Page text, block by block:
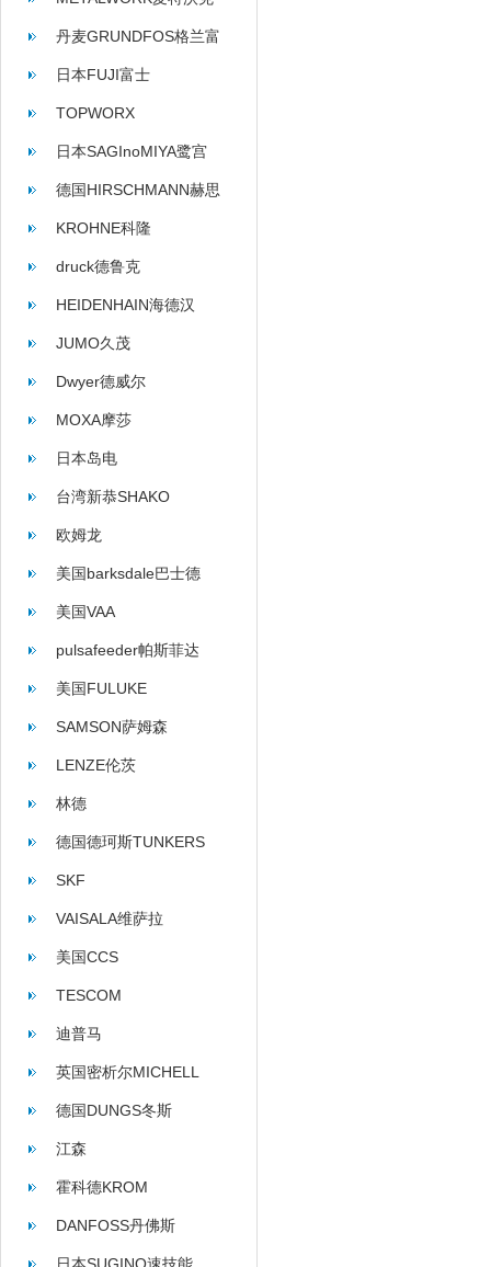
丹麦GRUNDFOS格兰富
日本FUJI富士
TOPWORX
日本SAGInoMIYA鹭宫
德国HIRSCHMANN赫思
曼
KROHNE科隆
druck德鲁克
HEIDENHAIN海德汉
JUMO久茂
Dwyer德威尔
MOXA摩莎
日本岛电
台湾新恭SHAKO
欧姆龙
美国barksdale巴士德
美国VAA
pulsafeeder帕斯菲达
美国FULUKE
SAMSON萨姆森
LENZE伦茨
林德
德国德珂斯TUNKERS
SKF
VAISALA维萨拉
美国CCS
TESCOM
迪普马
英国密析尔MICHELL
德国DUNGS冬斯
江森
霍科德KROM
DANFOSS丹佛斯